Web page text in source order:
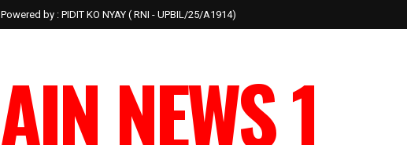
Powered by : PIDIT KO NYAY ( RNI - UPBIL/25/A1914)
AIN NEWS 1